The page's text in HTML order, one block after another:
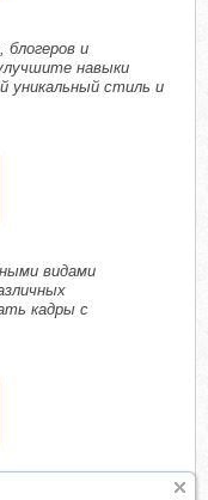
блогеров и
навыки
уникальный стиль и
видами
кадры с
съёмки